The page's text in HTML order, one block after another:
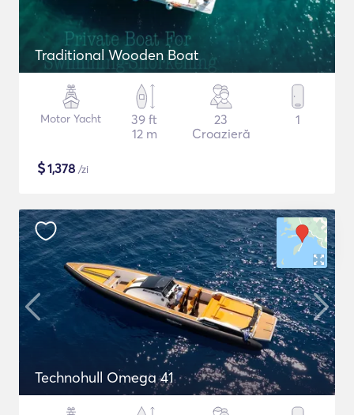
Traditional Wooden Boat
Motor Yacht
39 ft
12 m
23
Croazieră
1
$1,378 /zi
Technohull Omega 41